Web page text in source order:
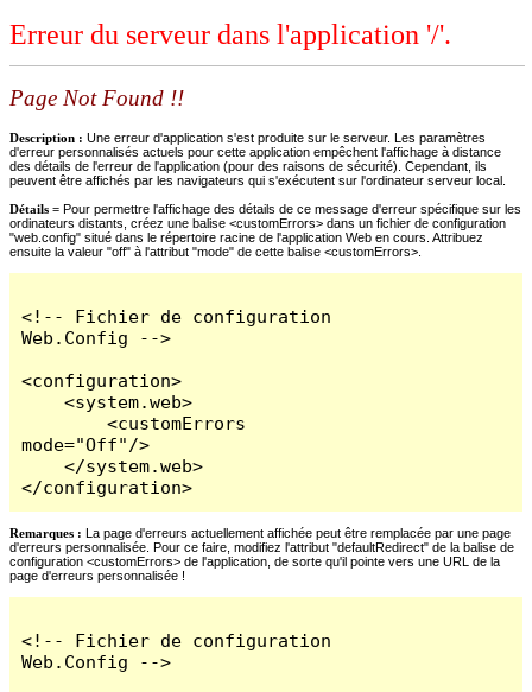
Erreur du serveur dans l'application '/'.
Page Not Found !!
Description : Une erreur d'application s'est produite sur le serveur. Les paramètres
d'erreur personnalisés actuels pour cette application empêchent l'affichage à distance
des détails de l'erreur de l'application (pour des raisons de sécurité). Cependant, ils
peuvent être affichés par les navigateurs qui s'exécutent sur l'ordinateur serveur local.
Détails = Pour permettre l'affichage des détails de ce message d'erreur spécifique sur les
ordinateurs distants, créez une balise <customErrors> dans un fichier de configuration
"web.config" situé dans le répertoire racine de l'application Web en cours. Attribuez
ensuite la valeur "off" à l'attribut "mode" de cette balise <customErrors>.
<!-- Fichier de configuration
Web.Config -->
<configuration>
    <system.web>
        <customErrors
mode="Off"/>
    </system.web>
</configuration>
Remarques : La page d'erreurs actuellement affichée peut être remplacée par une page
d'erreurs personnalisée. Pour ce faire, modifiez l'attribut "defaultRedirect" de la balise de
configuration <customErrors> de l'application, de sorte qu'il pointe vers une URL de la
page d'erreurs personnalisée !
<!-- Fichier de configuration
Web.Config -->